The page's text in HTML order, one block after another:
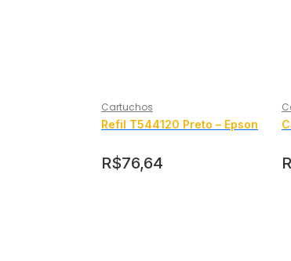
Cartuchos
Refil T544120 Preto – Epson
R$76,64